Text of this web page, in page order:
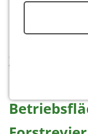
mit ca. 30
mit 955
Notwendige